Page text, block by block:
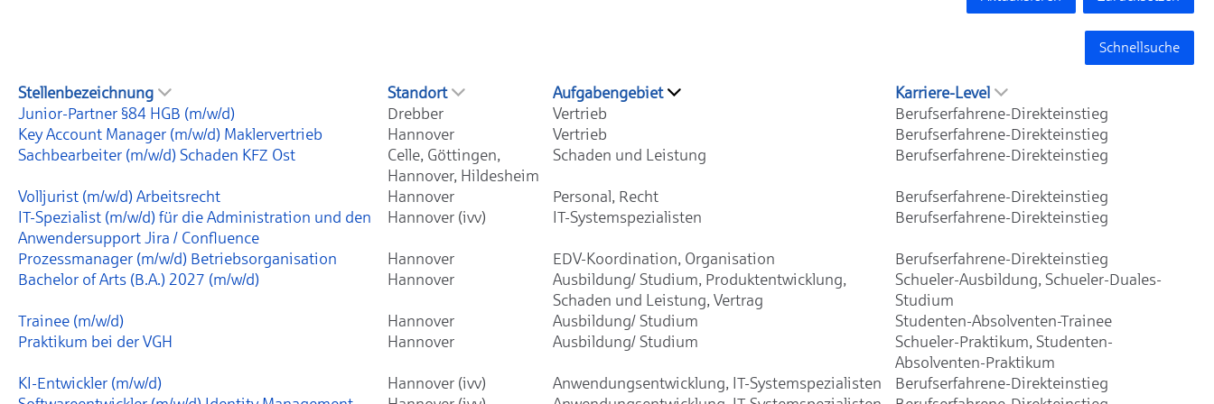
Schnellsuche
Stellenbezeichnung Standort Aufgabengebiet
Karriere-Level
Junior-Partner §84 HGB (m/w/d)
Drebber Vertrieb
Berufserfahrene-Direkteinstieg
Key Account Manager (m/w/d) Maklervertrieb
Hannover Vertrieb
Berufserfahrene-Direkteinstieg
Sachbearbeiter (m/w/d) Schaden KFZ Ost
Celle, Göttingen,
Hannover, Hildesheim
Schaden und Leistung Berufserfahrene-Direkteinstieg
Volljurist (m/w/d) Arbeitsrecht Hannover Personal, Recht
Berufserfahrene-Direkteinstieg
IT-Spezialist (m/w/d) für die Administration und den
Anwendersupport Jira / Confluence
Hannover (ivv) IT-Systemspezialisten Berufserfahrene-Direkteinstieg
Prozessmanager (m/w/d) Betriebsorganisation Hannover EDV-Koordination, Organisation
Berufserfahrene-Direkteinstieg
Bachelor of Arts (B.A.) 2027 (m/w/d)
Hannover
Ausbildung/ Studium, Produktentwicklung,
Schaden und Leistung, Vertrag
Schueler-Ausbildung, Schueler-Duales-
Studium
Trainee (m/w/d)
Hannover Ausbildung/ Studium
Studenten-Absolventen-Trainee
Praktikum bei der VGH
Hannover Ausbildung/ Studium
Schueler-Praktikum, Studenten-
Absolventen-Praktikum
KI-Entwickler (m/w/d)
Hannover (ivv) Anwendungsentwicklung, IT-Systemspezialisten
Berufserfahrene-Direkteinstieg